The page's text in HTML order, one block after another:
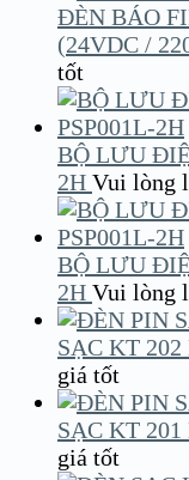
ĐÈN BÁO
(24VDC /
tốt
BỘ LƯU
2H Vui lòng
BỘ LƯU
2H Vui lòng
SẠC KT
giá tốt
SẠC KT
giá tốt